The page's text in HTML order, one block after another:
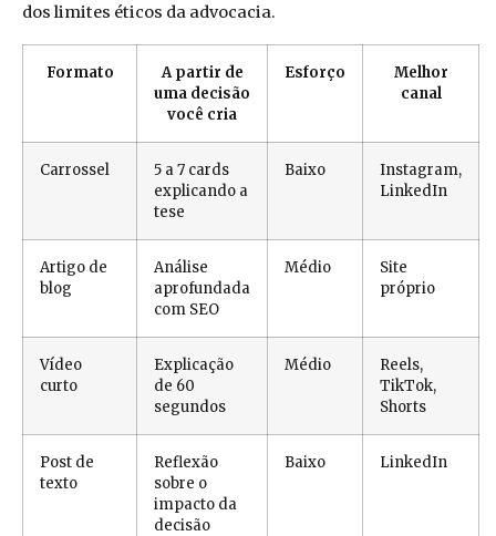
dos limites éticos da advocacia.
Formato
A partir de
uma decisão
você cria
Esforço
Melhor
canal
Carrossel
5 a 7 cards
explicando a
tese
Baixo
Instagram,
LinkedIn
Artigo de
blog
Análise
aprofundada
com SEO
Médio
Site
próprio
Vídeo
curto
Explicação
de 60
segundos
Médio
Reels,
TikTok,
Shorts
Post de
texto
Reflexão
sobre o
impacto da
decisão
Baixo LinkedIn